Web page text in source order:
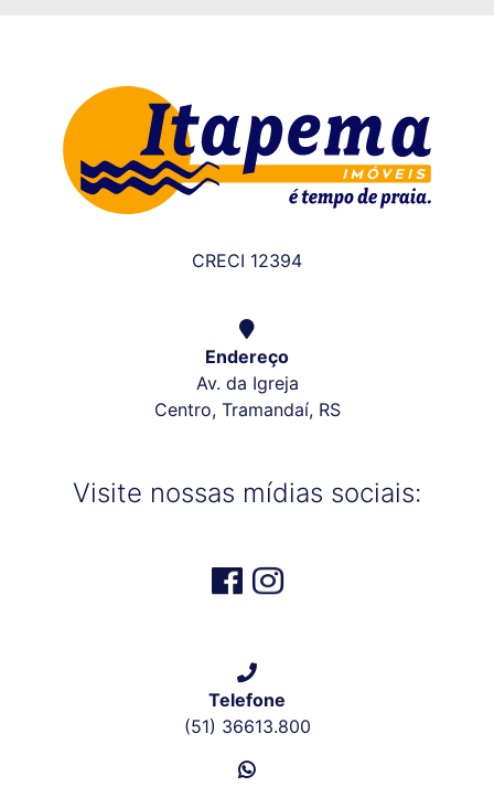
CRECI 12394
Endereço
Av. da Igreja
Centro, Tramandaí, RS
Visite nossas mídias sociais:
Telefone
(51) 36613.800